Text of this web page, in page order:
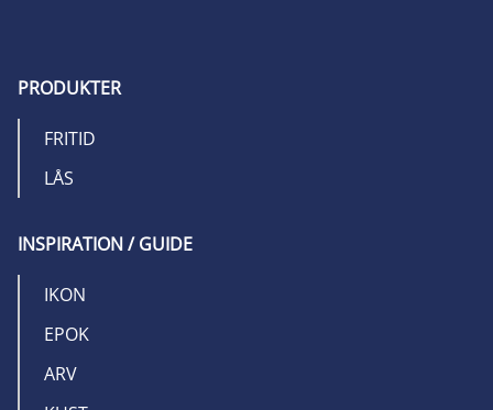
PRODUKTER
FRITID
LÅS
INSPIRATION / GUIDE
IKON
EPOK
ARV